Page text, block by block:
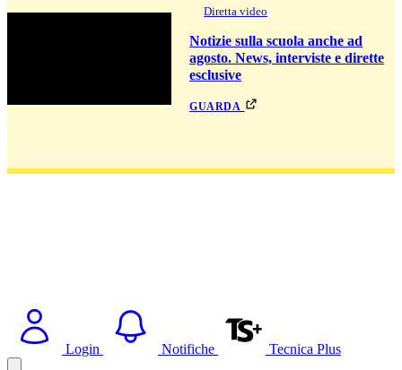
Diretta video
Notizie sulla scuola anche ad
agosto. News, interviste e dirette
esclusive
guarda
Login Notifiche Tecnica Plus